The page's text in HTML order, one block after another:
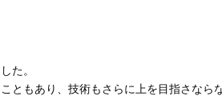
た。
ともあり、技術もさらに上を目指さなら